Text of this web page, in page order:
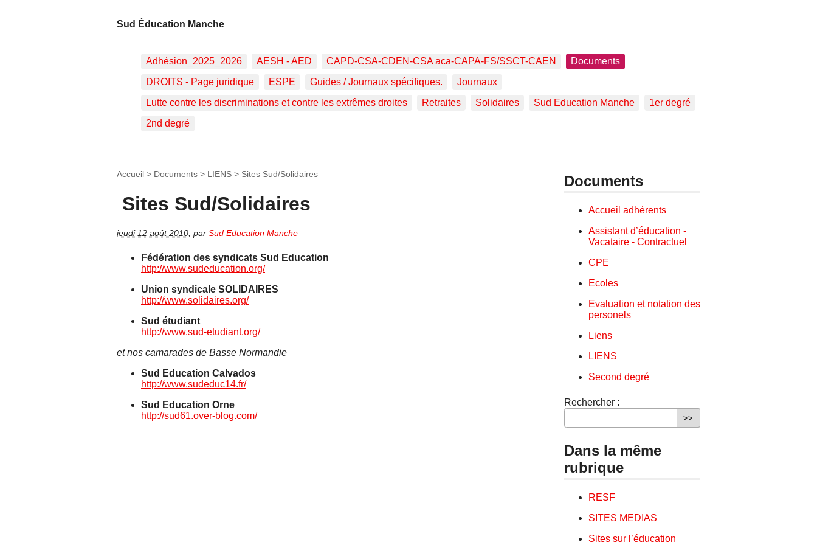
Sud Éducation Manche
Adhésion_2025_2026 AESH - AED CAPD-CSA-CDEN-CSA aca-CAPA-FS/SSCT-CAEN
Documents
DROITS - Page juridique
ESPE Guides / Journaux spécifiques.
Journaux
Lutte contre les discriminations et contre les extrêmes droites
Retraites Solidaires Sud Education Manche
1er degré
2nd degré
Accueil > Documents > LIENS > Sites Sud/Solidaires
Sites Sud/Solidaires
jeudi 12 août 2010, par Sud Education Manche
Fédération des syndicats Sud Education
http://www.sudeducation.org/
Union syndicale SOLIDAIRES
http://www.solidaires.org/
Sud étudiant
http://www.sud-etudiant.org/
et nos camarades de Basse Normandie
Sud Education Calvados
http://www.sudeduc14.fr/
Sud Education Orne
http://sud61.over-blog.com/
Documents
Accueil adhérents
Assistant d’éducation -
Vacataire - Contractuel
CPE
Ecoles
Evaluation et notation des
personels
Liens
LIENS
Second degré
Rechercher :
Dans la même
rubrique
RESF
SITES MEDIAS
Sites sur l’éducation